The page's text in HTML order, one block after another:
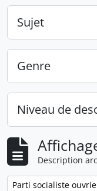
Sujet
Genre
Niveau de
Description
Remove filter:
Parti socialiste